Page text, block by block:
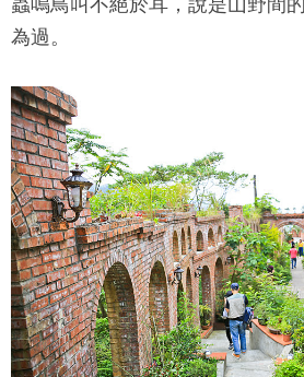
為過。